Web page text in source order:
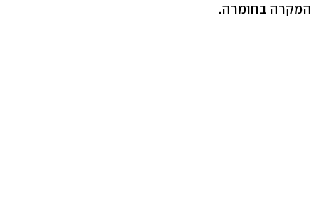
המקרה בחומרה.